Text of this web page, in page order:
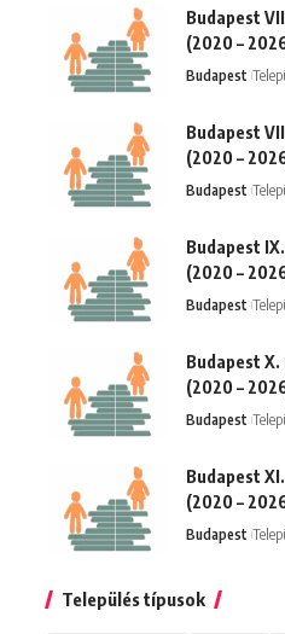
Budapest
(2020 –
Budapest
Budapest
(2020 –
Budapest
Budapest
(2020 –
Budapest
Budapest
(2020 –
Budapest
Budapest
(2020 –
Budapest
Település típusok